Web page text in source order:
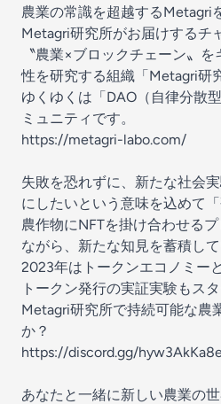
農業の常識を超越するMetagri
Metagri研究所がお届けするチ
〝農業×ブロックチェーン〟
性を研究する組織「Metagri研
ゆくゆくは「DAO（自律分散
ミュニティです。
https://metagri-labo.com/
失敗を恐れずに、新たな社会
にしたいという意味を込めて
農作物にNFTを掛け合わせる
ながら、新たな知見を蓄積して
2023年はトークンエコノミー
トークン発行の実証実験もス
Metagri研究所で持続可能な農
か？
https://discord.gg/
あなたと一緒に新しい農業の